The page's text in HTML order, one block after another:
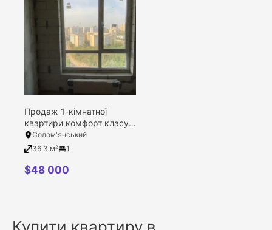
Продаж 1-кімнатної
квартири комфорт класу в
ЖК Медовий, Київ,
Солом’янський район,
27-29 (1 будинок)
Солом'янський
36,3 м²
1
$48 000